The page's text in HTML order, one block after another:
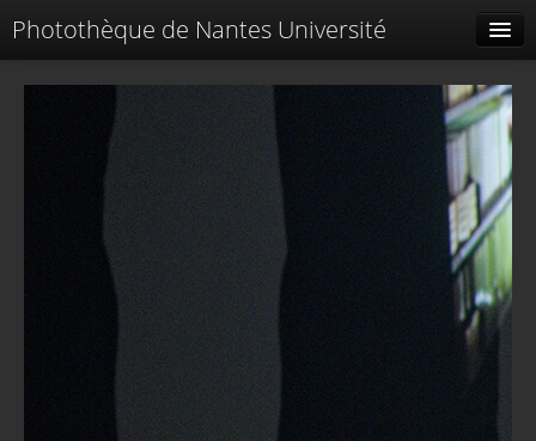
Photothèque de Nantes Université